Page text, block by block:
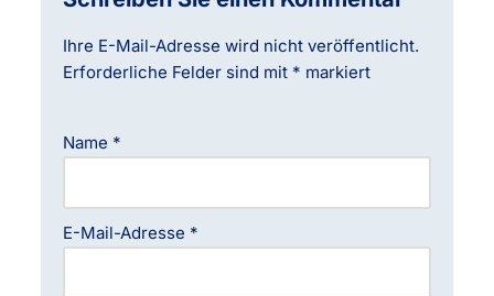
Ihre E-Mail-Adresse wird nicht veröffentlicht.
Erforderliche Felder sind mit * markiert
Name *
E-Mail-Adresse *